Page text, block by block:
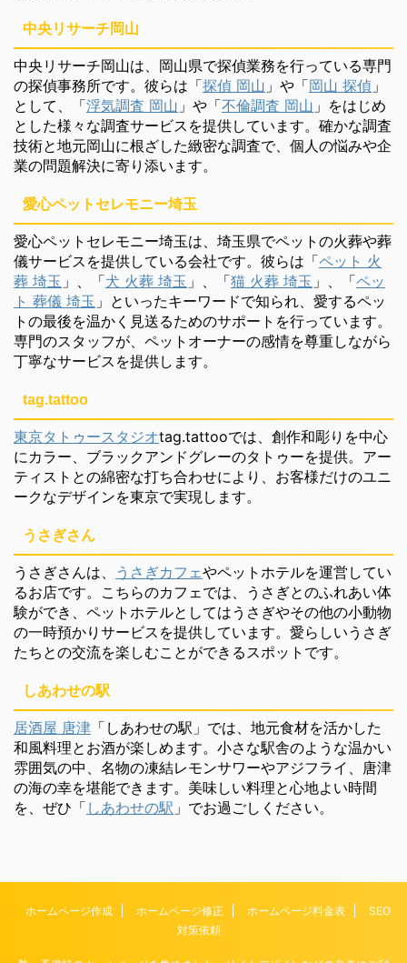
中央リサーチ岡山
中央リサーチ岡山は、岡山県で探偵業務を行っている専門
の探偵事務所です。彼らは「探偵 岡山 」や「岡山 探偵 」
として、「浮気調査 岡山 」や「不倫調査 岡山 」をはじめ
とした様々な調査サービスを提供しています。確かな調査
技術と地元岡山に根ざした緻密な調査で、個人の悩みや企
業の問題解決に寄り添います。
愛心ペットセレモニー埼玉
愛心ペットセレモニー埼玉は、埼玉県でペットの火葬や葬
儀サービスを提供している会社です。彼らは「ペット 火
葬 埼玉 」、「犬 火葬 埼玉 」、「猫 火葬 埼玉 」、「ペッ
ト 葬儀 埼玉 」といったキーワードで知られ、愛するペッ
トの最後を温かく見送るためのサポートを行っています。
専門のスタッフが、ペットオーナーの感情を尊重しながら
丁寧なサービスを提供します。
tag.tattoo
東京タトゥースタジオtag.tattooでは、創作和彫りを中心
にカラー、ブラックアンドグレーのタトゥーを提供。アー
ティストとの綿密な打ち合わせにより、お客様だけのユニ
ークなデザインを東京で実現します。
うさぎさん
うさぎさんは、 うさぎカフェやペットホテルを運営してい
るお店です。こちらのカフェでは、うさぎとのふれあい体
験ができ、ペットホテルとしてはうさぎやその他の小動物
の一時預かりサービスを提供しています。愛らしいうさぎ
たちとの交流を楽しむことができるスポットです。
しあわせの駅
居酒屋 唐津 「しあわせの駅」では、地元食材を活かした
和風料理とお酒が楽しめます。小さな駅舎のような温かい
雰囲気の中、名物の凍結レモンサワーやアジフライ、唐津
の海の幸を堪能できます。美味しい料理と心地よい時間
を、ぜひ「 しあわせの駅 」でお過ごしください。
ホームページ作成 ホームページ修正 ホームページ料金表
SEO
対策依頼